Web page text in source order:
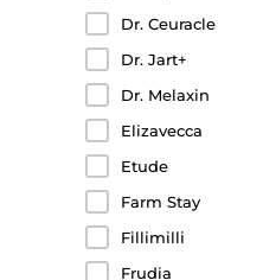
Dr. Ceuracle
Dr. Jart+
Dr. Melaxin
Elizavecca
Etude
Farm Stay
Fillimilli
Frudia